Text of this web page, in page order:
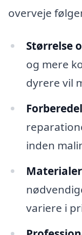
overveje
Størrelse
og mere
dyrere vil
inden
variere i